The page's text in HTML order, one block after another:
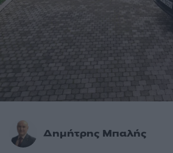
Δημήτρης Μπαλής